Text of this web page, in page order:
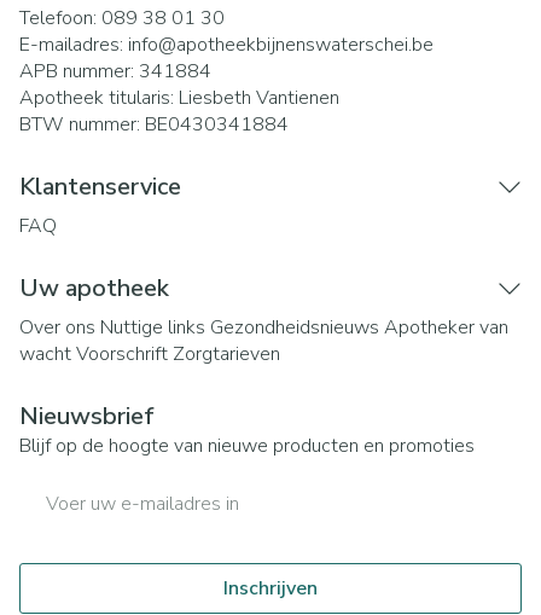
Telefoon: 089 38 01 30
E-mailadres: info@apotheekbijnenswaterschei.be
APB nummer: 341884
Apotheek titularis: Liesbeth Vantienen
BTW nummer: BE0430341884
Klantenservice
FAQ
Uw apotheek
Over ons Nuttige links Gezondheidsnieuws Apotheker van
wachtVoorschrift Zorgtarieven
Nieuwsbrief
Blijf op de hoogte van nieuwe producten en promoties
Inschrijven